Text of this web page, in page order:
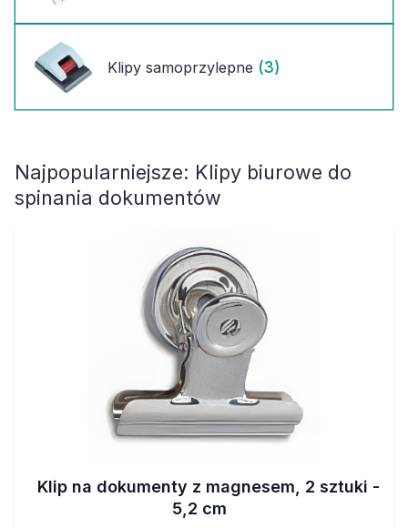
Klipy samoprzylepne (3)
Najpopularniejsze: Klipy biurowe do
spinania dokumentów
Klip na dokumenty z magnesem, 2 sztuki -
5,2 cm